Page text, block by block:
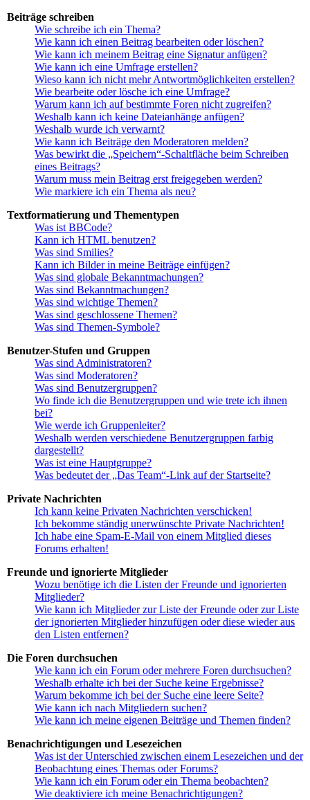
Beiträge schreiben
Wie schreibe ich ein Thema?
Wie kann ich einen Beitrag bearbeiten oder löschen?
Wie kann ich meinem Beitrag eine Signatur anfügen?
Wie kann ich eine Umfrage erstellen?
Wieso kann ich nicht mehr Antwortmöglichkeiten erstellen?
Wie bearbeite oder lösche ich eine Umfrage?
Warum kann ich auf bestimmte Foren nicht zugreifen?
Weshalb kann ich keine Dateianhänge anfügen?
Weshalb wurde ich verwarnt?
Wie kann ich Beiträge den Moderatoren melden?
Was bewirkt die „Speichern“-Schaltfläche beim Schreiben
eines Beitrags?
Warum muss mein Beitrag erst freigegeben werden?
Wie markiere ich ein Thema als neu?
Textformatierung und Thementypen
Was ist BBCode?
Kann ich HTML benutzen?
Was sind Smilies?
Kann ich Bilder in meine Beiträge einfügen?
Was sind globale Bekanntmachungen?
Was sind Bekanntmachungen?
Was sind wichtige Themen?
Was sind geschlossene Themen?
Was sind Themen-Symbole?
Benutzer-Stufen und Gruppen
Was sind Administratoren?
Was sind Moderatoren?
Was sind Benutzergruppen?
Wo finde ich die Benutzergruppen und wie trete ich ihnen
bei?
Wie werde ich Gruppenleiter?
Weshalb werden verschiedene Benutzergruppen farbig
dargestellt?
Was ist eine Hauptgruppe?
Was bedeutet der „Das Team“-Link auf der Startseite?
Private Nachrichten
Ich kann keine Privaten Nachrichten verschicken!
Ich bekomme ständig unerwünschte Private Nachrichten!
Ich habe eine Spam-E-Mail von einem Mitglied dieses
Forums erhalten!
Freunde und ignorierte Mitglieder
Wozu benötige ich die Listen der Freunde und ignorierten
Mitglieder?
Wie kann ich Mitglieder zur Liste der Freunde oder zur Liste
der ignorierten Mitglieder hinzufügen oder diese wieder aus
den Listen entfernen?
Die Foren durchsuchen
Wie kann ich ein Forum oder mehrere Foren durchsuchen?
Weshalb erhalte ich bei der Suche keine Ergebnisse?
Warum bekomme ich bei der Suche eine leere Seite?
Wie kann ich nach Mitgliedern suchen?
Wie kann ich meine eigenen Beiträge und Themen finden?
Benachrichtigungen und Lesezeichen
Was ist der Unterschied zwischen einem Lesezeichen und der
Beobachtung eines Themas oder Forums?
Wie kann ich ein Forum oder ein Thema beobachten?
Wie deaktiviere ich meine Benachrichtigungen?